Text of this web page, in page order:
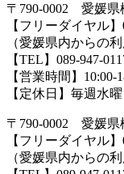
〒790-0002 愛媛県
【フリーダイヤル
（愛媛県内からの利
【TEL】089-947-
【営業時間】10:00-
【定休日】毎週水曜
〒790-0002 愛媛県
【フリーダイヤル
（愛媛県内からの利